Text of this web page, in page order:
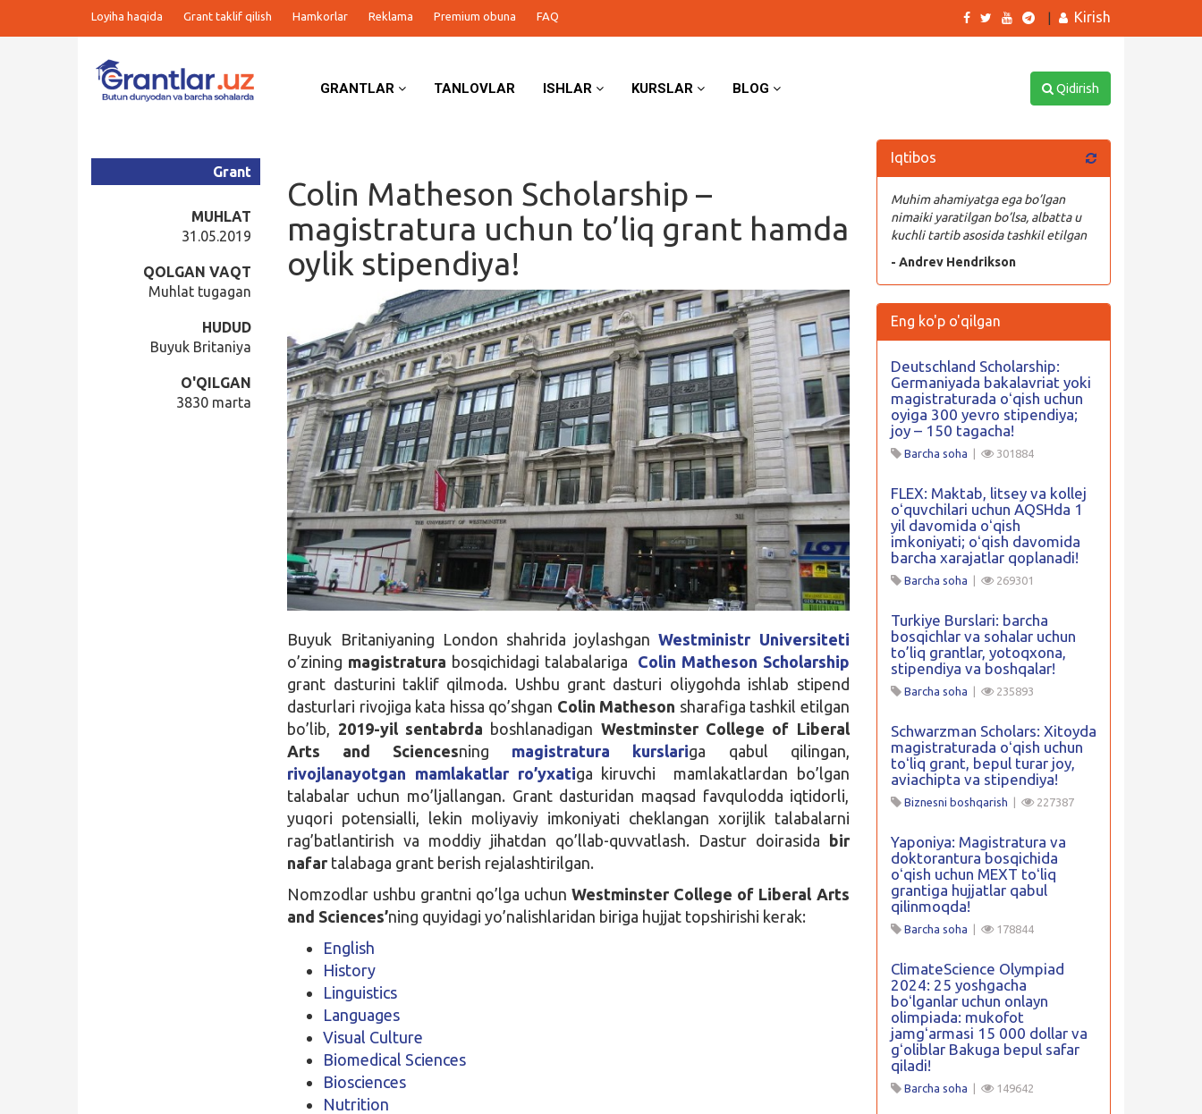
Loyiha haqida Grant taklif qilish Hamkorlar Reklama Premium obuna FAQ Kirish
GRANTLAR TANLOVLAR ISHLAR KURSLAR BLOG Qidirish
Colin Matheson Scholarship –
magistratura uchun to’liq grant hamda
oylik stipendiya!
Grant
MUHLAT
31.05.2019
QOLGAN VAQT
Muhlat tugagan
HUDUD
Buyuk Britaniya
O'QILGAN
3830 marta
Buyuk Britaniyaning London shahrida joylashganWestministr Universiteti
o’zining magistratura bosqichidagi talabalariga
Colin Matheson Scholarship
grant dasturini taklif qilmoda. Ushbu grant dasturi oliygohda ishlab stipend
dasturlari rivojiga kata hissa qo’shgan Colin Matheson sharafiga tashkil etilgan
bo’lib,
2019-yil sentabrda boshlanadigan Westminster College of Liberal
Arts and Sciencesning magistratura kurslariga qabul qilingan,
rivojlanayotgan mamlakatlar ro’yxatiga kiruvchi mamlakatlardan bo’lgan
talabalar uchun mo’ljallangan. Grant dasturidan maqsad favqulodda iqtidorli,
yuqori potensialli, lekin moliyaviy imkoniyati cheklangan xorijlik talabalarni
rag’batlantirish va moddiy jihatdan qo’llab-quvvatlash. Dastur doirasida bir
nafar talabaga grant berish rejalashtirilgan.
Nomzodlar ushbu grantni qo’lga uchunWestminster College of Liberal Arts
and Sciences’ning quyidagi yo’nalishlaridan biriga hujjat topshirishi kerak:
English
History
Linguistics
Languages
Visual Culture
Biomedical Sciences
Biosciences
Nutrition
Iqtibos
Muhim ahamiyatga ega bo’lgan
nimaiki yaratilgan bo’lsa, albatta u
kuchli tartib asosida tashkil etilgan
- Andrev Hendrikson
Eng ko'p o'qilgan
Deutschland Scholarship:
Germaniyada bakalavriat yoki
magistraturada oʻqish uchun
oyiga 300 yevro stipendiya;
joy – 150 tagacha!
Barcha soha 301884
FLEX: Maktab, litsey va kollej
oʻquvchilari uchun AQSHda 1
yil davomida oʻqish
imkoniyati; oʻqish davomida
barcha xarajatlar qoplanadi!
Barcha soha 269301
Turkiye Burslari: barcha
bosqichlar va sohalar uchun
to’liq grantlar, yotoqxona,
stipendiya va boshqalar!
Barcha soha 235893
Schwarzman Scholars: Xitoyda
magistraturada oʻqish uchun
toʻliq grant, bepul turar joy,
aviachipta va stipendiya!
Biznesni boshqarish 227387
Yaponiya: Magistratura va
doktorantura bosqichida
oʻqish uchun MEXT toʻliq
grantiga hujjatlar qabul
qilinmoqda!
Barcha soha 178844
ClimateScience Olympiad
2024: 25 yoshgacha
boʻlganlar uchun onlayn
olimpiada: mukofot
jamgʻarmasi 15 000 dollar va
gʻoliblar Bakuga bepul safar
qiladi!
Barcha soha 149642